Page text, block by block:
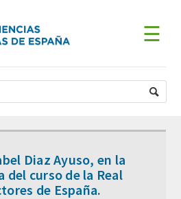
☰
Diaz Ayuso, en la
del curso de la Real
de España.